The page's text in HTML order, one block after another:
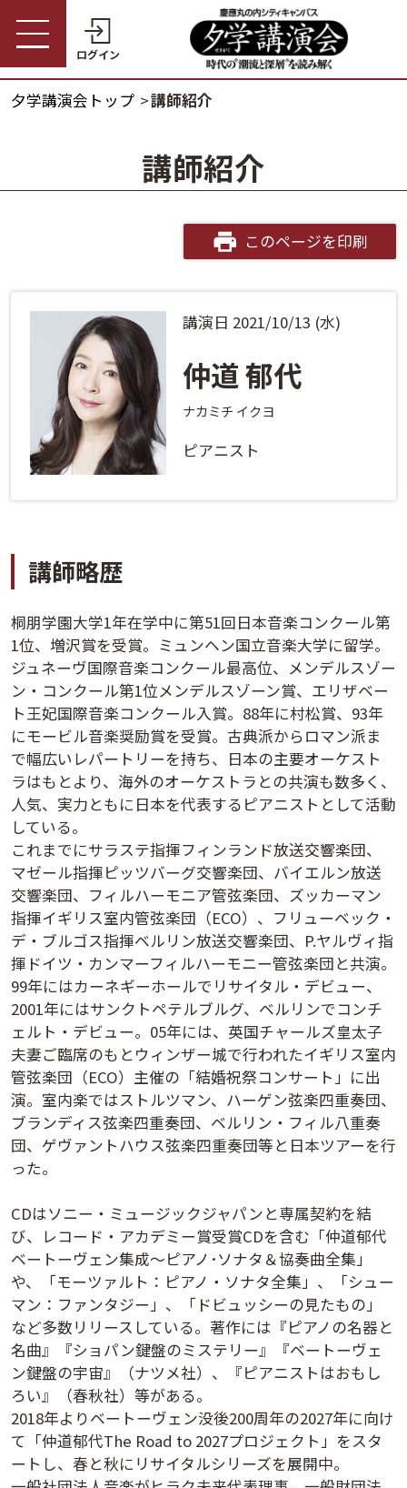
ログイン
パスワード
会員番号・パスワードをお忘れの方
ログインヘルプ
ログインする
プライバシーポリシーに同意の上ご利用ください。
法人会員システムご利用の方へ
夕学講演会トップ 講師紹介
講師紹介
このページを印刷
講演日 2021/10/13 (水)
仲道 郁代
ナカミチ イクヨ
ピアニスト
講師略歴
桐朋学園大学1年在学中に第51回日本音楽コンクール第
1位、増沢賞を受賞。ミュンヘン国立音楽大学に留学。
ジュネーヴ国際音楽コンクール最高位、メンデルスゾー
ン・コンクール第1位メンデルスゾーン賞、エリザベー
ト王妃国際音楽コンクール入賞。88年に村松賞、93年
にモービル音楽奨励賞を受賞。古典派からロマン派ま
で幅広いレパートリーを持ち、日本の主要オーケスト
ラはもとより、海外のオーケストラとの共演も数多く、
人気、実力ともに日本を代表するピアニストとして活動
している。
これまでにサラステ指揮フィンランド放送交響楽団、
マゼール指揮ピッツバーグ交響楽団、バイエルン放送
交響楽団、フィルハーモニア管弦楽団、ズッカーマン
指揮イギリス室内管弦楽団（ECO）、フリューベック・
デ・ブルゴス指揮ベルリン放送交響楽団、P.ヤルヴィ指
揮ドイツ・カンマーフィルハーモニー管弦楽団と共演。
99年にはカーネギーホールでリサイタル・デビュー、
2001年にはサンクトペテルブルグ、ベルリンでコンチ
ェルト・デビュー。05年には、英国チャールズ皇太子
夫妻ご臨席のもとウィンザー城で行われたイギリス室内
管弦楽団（ECO）主催の「結婚祝祭コンサート」に出
演。室内楽ではストルツマン、ハーゲン弦楽四重奏団、
ブランディス弦楽四重奏団、ベルリン・フィル八重奏
団、ゲヴァントハウス弦楽四重奏団等と日本ツアーを行
った。
CDはソニー・ミュージックジャパンと専属契約を結
び、レコード・アカデミー賞受賞CDを含む「仲道郁代
ベートーヴェン集成～ピアノ･ソナタ＆協奏曲全集」
や、「モーツァルト：ピアノ・ソナタ全集」、「シュー
マン：ファンタジー」、「ドビュッシーの見たもの」
など多数リリースしている。著作には『ピアノの名器と
名曲』『ショパン鍵盤のミステリー』『ベートーヴェ
ン鍵盤の宇宙』（ナツメ社）、『ピアニストはおもし
ろい』（春秋社）等がある。
2018年よりベートーヴェン没後200周年の2027年に向け
て「仲道郁代The Road to 2027プロジェクト」をスタ
ートし、春と秋にリサイタルシリーズを展開中。
夕学講演会とは
開催概要
受講料金・割引制度
活用方法
お問い合わせ
講演履歴
法人会員のご案内
講演日程ダウンロード
講演アーカイブ
7日間無料体験